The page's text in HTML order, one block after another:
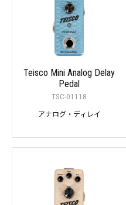
Teisco Mini Analog Delay
Pedal
TSC-01118
アナログ・ディレイ